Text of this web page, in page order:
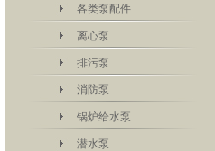
各类泵配件
离心泵
排污泵
消防泵
锅炉给水泵
潜水泵